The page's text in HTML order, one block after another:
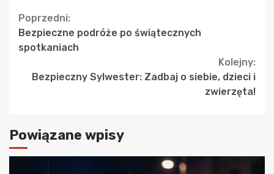
Continue
Reading
Poprzedni:
Bezpieczne podróże po świątecznych
spotkaniach
Kolejny:
Bezpieczny Sylwester: Zadbaj o siebie, dzieci i
zwierzęta!
Powiązane wpisy